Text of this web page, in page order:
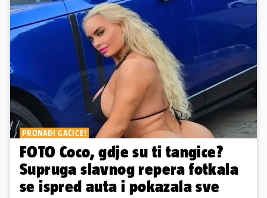
PRONAĐI GAĆICE!
FOTO Coco, gdje su ti tangice?
Supruga slavnog repera fotkala
se ispred auta i pokazala sve